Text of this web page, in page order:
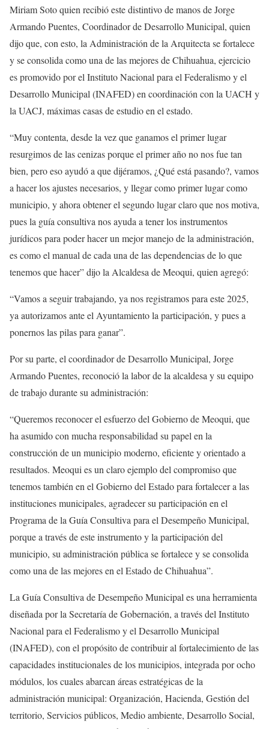
Miriam Soto quien recibió este distintivo de manos de Jorge
Armando Puentes, Coordinador de Desarrollo Municipal, quien
dijo que, con esto, la Administración de la Arquitecta se fortalece
y se consolida como una de las mejores de Chihuahua, ejercicio
es promovido por el Instituto Nacional para el Federalismo y el
Desarrollo Municipal (INAFED) en coordinación con la UACH y
la UACJ, máximas casas de estudio en el estado.
“Muy contenta, desde la vez que ganamos el primer lugar
resurgimos de las cenizas porque el primer año no nos fue tan
bien, pero eso ayudó a que dijéramos, ¿Qué está pasando?, vamos
a hacer los ajustes necesarios, y llegar como primer lugar como
municipio, y ahora obtener el segundo lugar claro que nos motiva,
pues la guía consultiva nos ayuda a tener los instrumentos
jurídicos para poder hacer un mejor manejo de la administración,
es como el manual de cada una de las dependencias de lo que
tenemos que hacer” dijo la Alcaldesa de Meoqui, quien agregó:
“Vamos a seguir trabajando, ya nos registramos para este 2025,
ya autorizamos ante el Ayuntamiento la participación, y pues a
ponernos las pilas para ganar”.
Por su parte, el coordinador de Desarrollo Municipal, Jorge
Armando Puentes, reconoció la labor de la alcaldesa y su equipo
de trabajo durante su administración:
“Queremos reconocer el esfuerzo del Gobierno de Meoqui, que
ha asumido con mucha responsabilidad su papel en la
construcción de un municipio moderno, eficiente y orientado a
resultados. Meoqui es un claro ejemplo del compromiso que
tenemos también en el Gobierno del Estado para fortalecer a las
instituciones municipales, agradecer su participación en el
Programa de la Guía Consultiva para el Desempeño Municipal,
porque a través de este instrumento y la participación del
municipio, su administración pública se fortalece y se consolida
como una de las mejores en el Estado de Chihuahua”.
La Guía Consultiva de Desempeño Municipal es una herramienta
diseñada por la Secretaría de Gobernación, a través del Instituto
Nacional para el Federalismo y el Desarrollo Municipal
(INAFED), con el propósito de contribuir al fortalecimiento de las
capacidades institucionales de los municipios, integrada por ocho
módulos, los cuales abarcan áreas estratégicas de la
administración municipal: Organización, Hacienda, Gestión del
territorio, Servicios públicos, Medio ambiente, Desarrollo Social,